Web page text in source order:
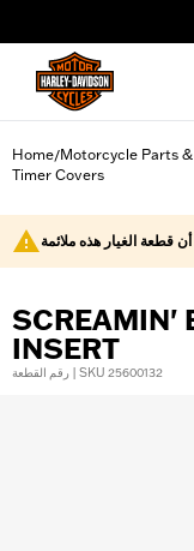
Home/Motorcycle Parts
Timer Covers
قطعة الغيار هذه ملائمة
SCREAMIN'
INSERT
رقم القطعة | SKU 25600132